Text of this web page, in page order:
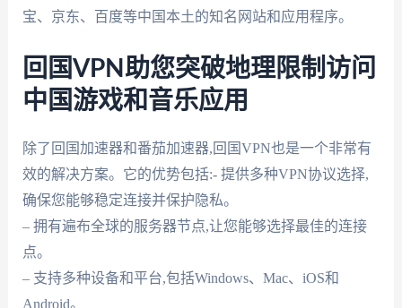
宝、京东、百度等中国本土的知名网站和应用程序。
回国VPN助您突破地理限制访问
中国游戏和音乐应用
除了回国加速器和番茄加速器,回国VPN也是一个非常有
效的解决方案。它的优势包括:- 提供多种VPN协议选择,
确保您能够稳定连接并保护隐私。
– 拥有遍布全球的服务器节点,让您能够选择最佳的连接
点。
– 支持多种设备和平台,包括Windows、Mac、iOS和
Android。